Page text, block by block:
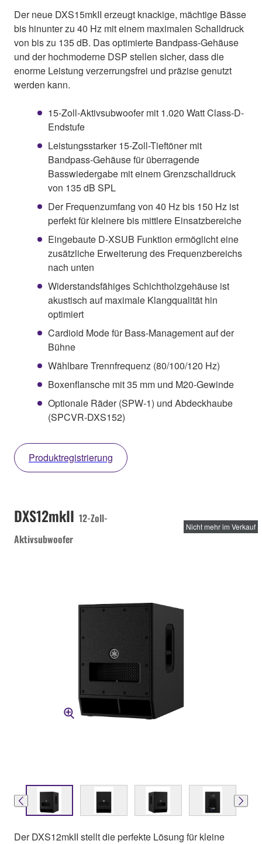
Der neue DXS15mkII erzeugt knackige, mächtige Bässe
bis hinunter zu 40 Hz mit einem maximalen Schalldruck
von bis zu 135 dB. Das optimierte Bandpass-Gehäuse
und der hochmoderne DSP stellen sicher, dass die
enorme Leistung verzerrungsfrei und präzise genutzt
werden kann.
15-Zoll-Aktivsubwoofer mit 1.020 Watt Class-D-
Endstufe
Leistungsstarker 15-Zoll-Tieftöner mit
Bandpass-Gehäuse für überragende
Basswiedergabe mit einem Grenzschalldruck
von 135 dB SPL
Der Frequenzumfang von 40 Hz bis 150 Hz ist
perfekt für kleinere bis mittlere Einsatzbereiche
Eingebaute D-XSUB Funktion ermöglicht eine
zusätzliche Erweiterung des Frequenzbereichs
nach unten
Widerstandsfähiges Schichtholzgehäuse ist
akustisch auf maximale Klangqualität hin
optimiert
Cardioid Mode für Bass-Management auf der
Bühne
Wählbare Trennfrequenz (80/100/120 Hz)
Boxenflansche mit 35 mm und M20-Gewinde
Optionale Räder (SPW-1) und Abdeckhaube
(SPCVR-DXS152)
Produktregistrierung
DXS12mkII 12-Zoll-
Aktivsubwoofer
Nicht mehr im Verkauf
Der DXS12mkII stellt die perfekte Lösung für kleine